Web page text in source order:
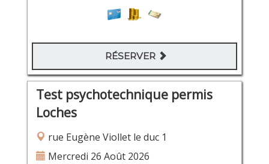
RÉSERVER
Test psychotechnique permis
Loches
rue Eugène Viollet le duc 1
Mercredi 26 Août 2026